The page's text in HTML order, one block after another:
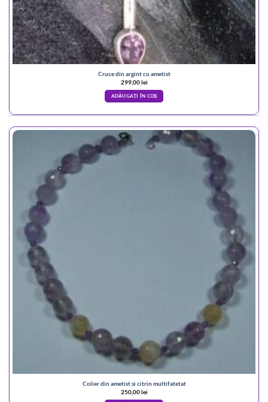
Cruce din argint cu ametist
299,00lei
ADĂUGAȚI ÎN COȘ
Colier din ametist si citrin multifatetat
250,00lei